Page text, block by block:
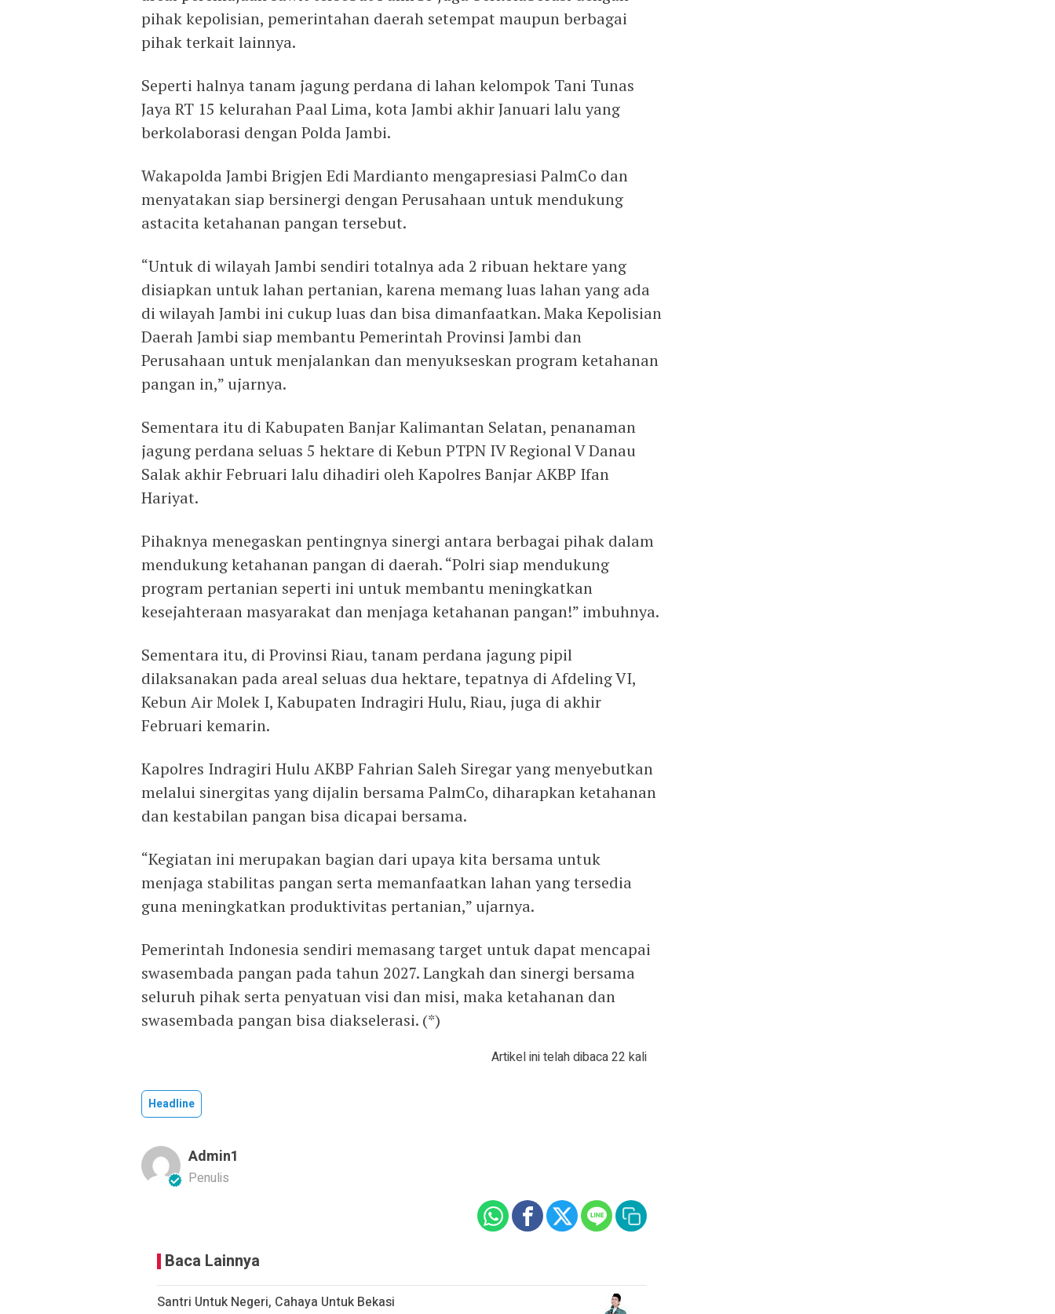
pihak kepolisian, pemerintahan daerah setempat maupun berbagai
pihak terkait lainnya.
Seperti halnya tanam jagung perdana di lahan kelompok Tani Tunas
Jaya RT 15 kelurahan Paal Lima, kota Jambi akhir Januari lalu yang
berkolaborasi dengan Polda Jambi.
Wakapolda Jambi Brigjen Edi Mardianto mengapresiasi PalmCo dan
menyatakan siap bersinergi dengan Perusahaan untuk mendukung
astacita ketahanan pangan tersebut.
“Untuk di wilayah Jambi sendiri totalnya ada 2 ribuan hektare yang
disiapkan untuk lahan pertanian, karena memang luas lahan yang ada
di wilayah Jambi ini cukup luas dan bisa dimanfaatkan. Maka Kepolisian
Daerah Jambi siap membantu Pemerintah Provinsi Jambi dan
Perusahaan untuk menjalankan dan menyukseskan program ketahanan
pangan in,” ujarnya.
Sementara itu di Kabupaten Banjar Kalimantan Selatan, penanaman
jagung perdana seluas 5 hektare di Kebun PTPN IV Regional V Danau
Salak akhir Februari lalu dihadiri oleh Kapolres Banjar AKBP Ifan
Hariyat.
Pihaknya menegaskan pentingnya sinergi antara berbagai pihak dalam
mendukung ketahanan pangan di daerah. “Polri siap mendukung
program pertanian seperti ini untuk membantu meningkatkan
kesejahteraan masyarakat dan menjaga ketahanan pangan!” imbuhnya.
Sementara itu, di Provinsi Riau, tanam perdana jagung pipil
dilaksanakan pada areal seluas dua hektare, tepatnya di Afdeling VI,
Kebun Air Molek I, Kabupaten Indragiri Hulu, Riau, juga di akhir
Februari kemarin.
Kapolres Indragiri Hulu AKBP Fahrian Saleh Siregar yang menyebutkan
melalui sinergitas yang dijalin bersama PalmCo, diharapkan ketahanan
dan kestabilan pangan bisa dicapai bersama.
“Kegiatan ini merupakan bagian dari upaya kita bersama untuk
menjaga stabilitas pangan serta memanfaatkan lahan yang tersedia
guna meningkatkan produktivitas pertanian,” ujarnya.
Pemerintah Indonesia sendiri memasang target untuk dapat mencapai
swasembada pangan pada tahun 2027. Langkah dan sinergi bersama
seluruh pihak serta penyatuan visi dan misi, maka ketahanan dan
swasembada pangan bisa diakselerasi. (*)
Artikel ini telah dibaca 22 kali
Headline
Admin1
Penulis
Baca Lainnya
Santri Untuk Negeri, Cahaya Untuk Bekasi